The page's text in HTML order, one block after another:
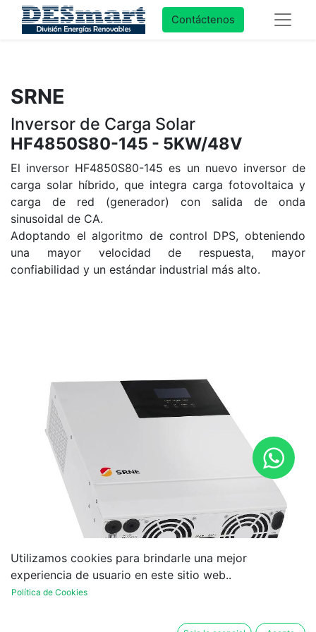
Contáctenos
SRNE
Inversor de Carga Solar
HF4850S80-145 - 5KW/48V
El inversor HF4850S80-145 es un nuevo inversor de
carga solar híbrido, que integra carga fotovoltaica y
carga de red (generador) con salida de onda
sinusoidal de CA.
Adoptando el algoritmo de control DPS, obteniendo
una mayor velocidad de respuesta, mayor
confiabilidad y un estándar industrial más alto.
Utilizamos cookies para brindarle una mejor
experiencia de usuario en este sitio web..
Política de Cookies